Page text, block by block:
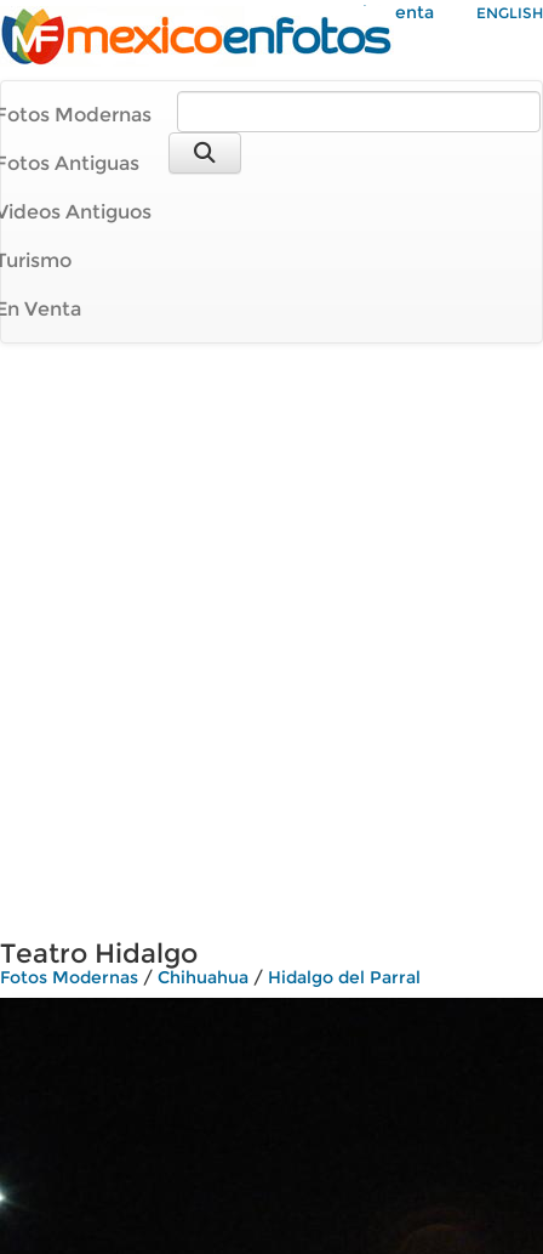
Mi Cuenta ENGLISH
Modernas
Antiguas
Antiguos
Venta
Teatro Hidalgo
Fotos Modernas / Chihuahua / Hidalgo del Parral